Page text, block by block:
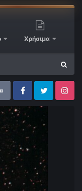
Χρήσιμα
FacebookTwitter Instagram